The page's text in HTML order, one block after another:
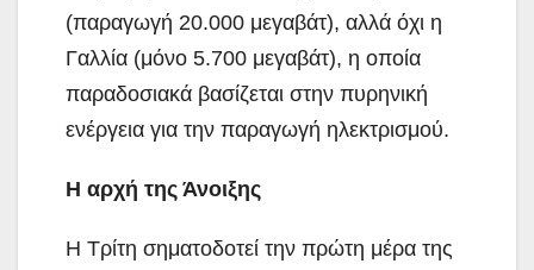
(παραγωγή 20.000 μεγαβάτ), αλλά όχι η
Γαλλία (μόνο 5.700 μεγαβάτ), η οποία
παραδοσιακά βασίζεται στην πυρηνική
ενέργεια για την παραγωγή ηλεκτρισμού.
Η αρχή της Άνοιξης
Η Τρίτη σηματοδοτεί την πρώτη μέρα της